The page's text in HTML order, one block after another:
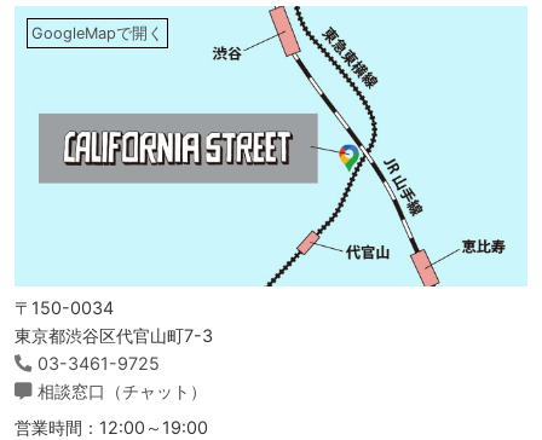
GoogleMapで開く
〒150-0034
東京都渋谷区代官山町7-3
03-3461-9725
相談窓口（チャット）
営業時間：12:00～19:00